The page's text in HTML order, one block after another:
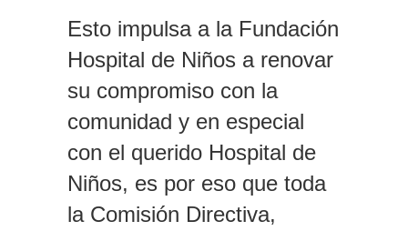
Esto impulsa a la Fundación
Hospital de Niños a renovar
su compromiso con la
comunidad y en especial
con el querido Hospital de
Niños, es por eso que toda
la Comisión Directiva,